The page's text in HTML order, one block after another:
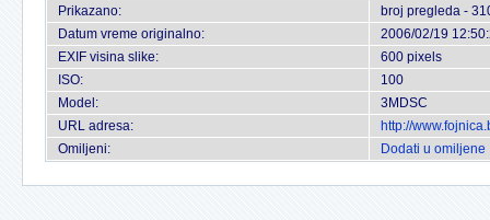
Prikazano:
broj pregleda -
Datum vreme originalno:
2006/02/19
EXIF visina slike:
600 pixels
ISO:
100
Model:
3MDSC
URL adresa:
http://
Omiljeni:
Dodati u omiljene